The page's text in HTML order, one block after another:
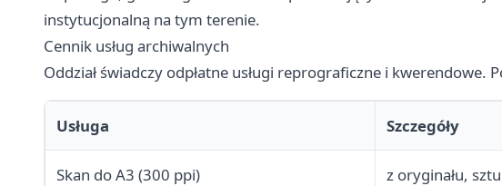
instytucjonalną na tym terenie.
Cennik usług archiwalnych
Oddział świadczy odpłatne usługi reprograficzne i kwerendowe.
Usługa Szczegóły
Skan do A3 (300 ppi) z oryginału,